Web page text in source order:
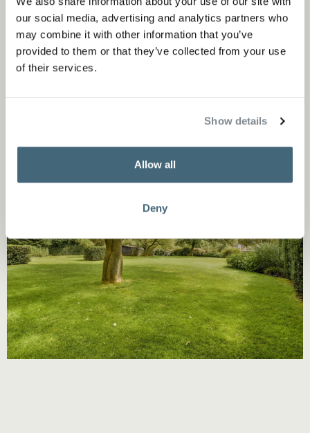
our social media, advertising and analytics partners who
may combine it with other information that you’ve
provided to them or that they’ve collected from your use
of their services.
Show details
Allow all
Deny
balans houden. Zo krijgt de villa een eigentijdse uitstraling
die past bij de omgeving en tegelijk licht en transparant
aanvoelt.